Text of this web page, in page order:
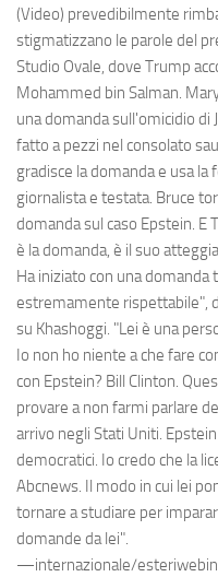
(Video) prevedibilmente
stigmatizzano le parole del
Studio Ovale, dove Trump
Mohammed bin Salman.
una domanda sull'omicidio di
fatto a pezzi nel consolato
gradisce la domanda e usa
giornalista e testata. Bruce
domanda sul caso Epstein. E
è la domanda, è il suo
Ha iniziato con una
estremamente rispettabile",
su Khashoggi. "Lei è una
Io non ho niente a che fare
con Epstein? Bill Clinton.
provare a non farmi parlare
arrivo negli Stati Uniti.
democratici. Io credo che la
Abcnews. Il modo in cui lei
tornare a studiare per
domande da lei".
—internazionale/